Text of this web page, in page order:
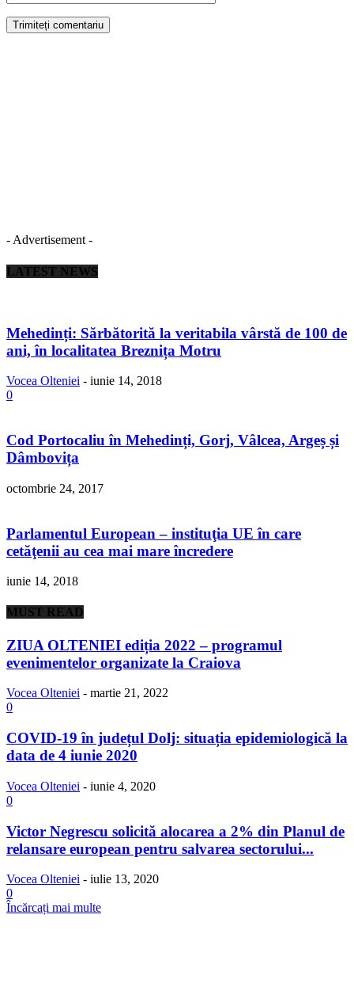
- Advertisement -
LATEST NEWS
Mehedinți: Sărbătorită la veritabila vârstă de 100 de
ani, în localitatea Breznița Motru
Vocea Olteniei - iunie 14, 2018
0
Cod Portocaliu în Mehedinți, Gorj, Vâlcea, Argeș și
Dâmbovița
octombrie 24, 2017
Parlamentul European – instituţia UE în care
cetăţenii au cea mai mare încredere
iunie 14, 2018
MUST READ
ZIUA OLTENIEI ediția 2022 – programul
evenimentelor organizate la Craiova
Vocea Olteniei - martie 21, 2022
0
COVID-19 în județul Dolj: situația epidemiologică la
data de 4 iunie 2020
Vocea Olteniei - iunie 4, 2020
0
Victor Negrescu solicită alocarea a 2% din Planul de
relansare european pentru salvarea sectorului...
Vocea Olteniei - iulie 13, 2020
0
Încărcați mai multe